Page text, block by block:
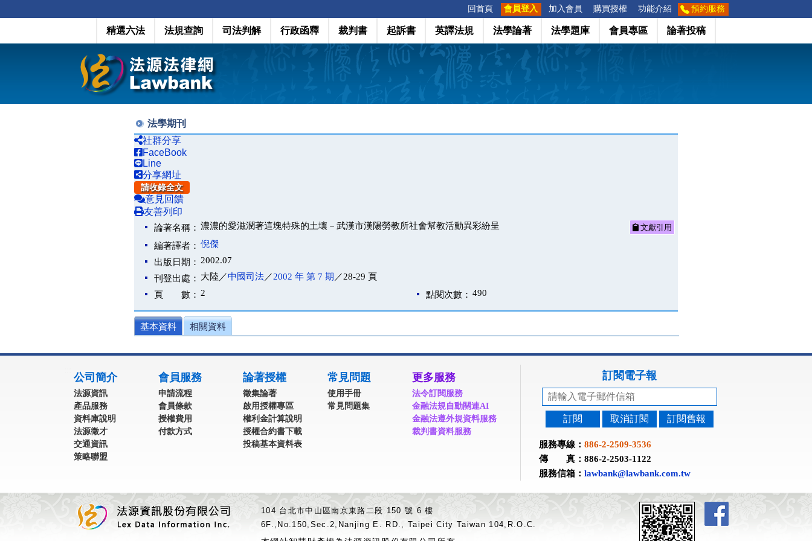
回首頁 會員登入 加入會員 購買授權 功能介紹 預約服務
精選六法 法規查詢 司法判解 行政函釋 裁判書 起訴書 英譯法規 法學論著 法學題庫 會員專區 論著投稿
法學期刊
社群分享
FaceBook
Line
分享網址
請收錄全文
意見回饋
友善列印
論著名稱： 濃濃的愛滋潤著這塊特殊的土壤－武漢市漢陽勞教所社會幫教活動異彩紛呈 文獻引用
編著譯者： 倪傑
出版日期： 2002.07
刊登出處： 大陸／中國司法／2002 年 第 7 期 ／28-29 頁
頁 數： 2 點閱次數： 490
基本資料 相關資料
公司簡介
法源資訊
產品服務
資料庫說明
法源徵才
交通資訊
策略聯盟
會員服務
申請流程
會員條款
授權費用
付款方式
論著授權
徵集論著
啟用授權專區
權利金計算說明
授權合約書下載
投稿基本資料表
常見問題
使用手冊
常見問題集
更多服務
法令訂閱服務
金融法規自動關連AI
金融法遵外規資料服務
裁判書資料服務
訂閱電子報
訂閱 取消訂閱 訂閱舊報
服務專線： 886-2-2509-3536
傳 真：886-2-2503-1122
服務信箱： lawbank@lawbank.com.tw
104 台北市中山區南京東路二段 150 號 6 樓
6F.,No.150,Sec.2,Nanjing E. RD., Taipei City Taiwan 104,R.O.C.